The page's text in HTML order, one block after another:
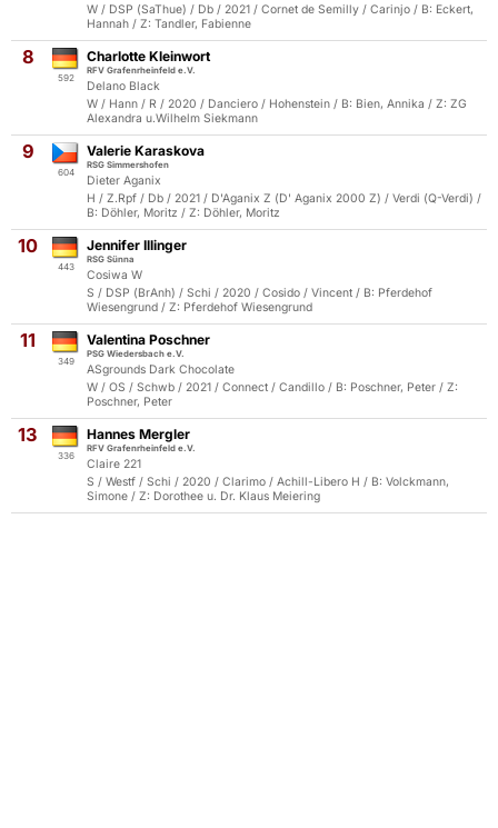
W / DSP (SaThue) / Db / 2021 / Cornet de Semilly / Carinjo / B: Eckert,
Hannah / Z: Tandler, Fabienne
8
592
Charlotte Kleinwort
RFV Grafenrheinfeld e.V.
Delano Black
W / Hann / R / 2020 / Danciero / Hohenstein / B: Bien, Annika / Z: ZG
Alexandra u.Wilhelm Siekmann
9
604
Valerie Karaskova
RSG Simmershofen
Dieter Aganix
H / Z.Rpf / Db / 2021 / D'Aganix Z (D' Aganix 2000 Z) / Verdi (Q-Verdi) /
B: Döhler, Moritz / Z: Döhler, Moritz
10
443
Jennifer Illinger
RSG Sünna
Cosiwa W
S / DSP (BrAnh) / Schi / 2020 / Cosido / Vincent / B: Pferdehof
Wiesengrund / Z: Pferdehof Wiesengrund
11
349
Valentina Poschner
PSG Wiedersbach e.V.
ASgrounds Dark Chocolate
W / OS / Schwb / 2021 / Connect / Candillo / B: Poschner, Peter / Z:
Poschner, Peter
13
336
Hannes Mergler
RFV Grafenrheinfeld e.V.
Claire 221
S / Westf / Schi / 2020 / Clarimo / Achill-Libero H / B: Volckmann,
Simone / Z: Dorothee u. Dr. Klaus Meiering